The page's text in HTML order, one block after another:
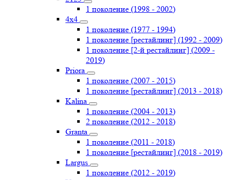
1 поколение (1998 - 2002)
4х4
1 поколение (1977 - 1994)
1 поколение [рестайлинг] (1992 - 2009)
1 поколение [2-й рестайлинг] (2009 -
2019)
Priоra
1 поколение (2007 - 2015)
1 поколение [рестайлинг] (2013 - 2018)
Kalina
1 поколение (2004 - 2013)
2 поколение (2012 - 2018)
Granta
1 поколение (2011 - 2018)
1 поколение [рестайлинг] (2018 - 2019)
Largus
1 поколение (2012 - 2019)